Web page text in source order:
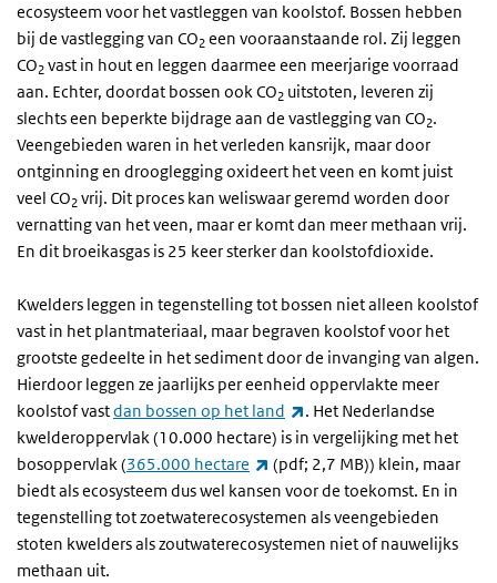
ecosysteem voor het vastleggen van koolstof. Bossen hebben
bij de vastlegging van CO2een vooraanstaande rol. Zij leggen
CO2vast in hout en leggen daarmee een meerjarige voorraad
aan. Echter, doordat bossen ook CO2 uitstoten, leveren zij
slechts een beperkte bijdrage aan de vastlegging van CO2.
Veengebieden waren in het verleden kansrijk, maar door
ontginning en drooglegging oxideert het veen en komt juist
veel CO2vrij. Dit proces kan weliswaar geremd worden door
vernatting van het veen, maar er komt dan meer methaan vrij.
En dit broeikasgas is 25 keer sterker dan koolstofdioxide.
Kwelders leggen in tegenstelling tot bossen niet alleen koolstof
vast in het plantmateriaal, maar begraven koolstof voor het
grootste gedeelte in het sediment door de invanging van algen.
Hierdoor leggen ze jaarlijks per eenheid oppervlakte meer
koolstof vastdan bossen op het land (externe link)
. Het Nederlandse
kwelderoppervlak (10.000 hectare) is in vergelijking met het
bosoppervlak (365.000 hectare (externe link)
(pdf; 2,7 MB)) klein, maar
biedt als ecosysteem dus wel kansen voor de toekomst. En in
tegenstelling tot zoetwaterecosystemen als veengebieden
stoten kwelders als zoutwaterecosystemen niet of nauwelijks
methaan uit.